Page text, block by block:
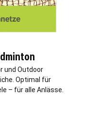
und Outdoor
Optimal für
– für alle Anlässe.